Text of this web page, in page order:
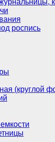
роспись
(круглой